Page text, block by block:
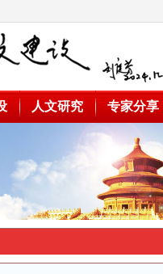
人文研究 专家分享